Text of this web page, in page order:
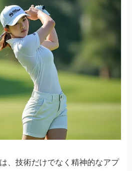
、技術だけでなく精神的なアプ